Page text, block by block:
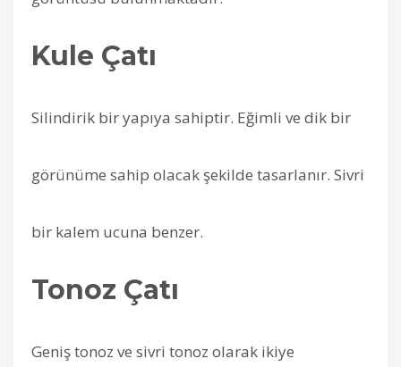
Kule Çatı
Silindirik bir yapıya sahiptir. Eğimli ve dik bir
görünüme sahip olacak şekilde tasarlanır. Sivri
bir kalem ucuna benzer.
Tonoz Çatı
Geniş tonoz ve sivri tonoz olarak ikiye